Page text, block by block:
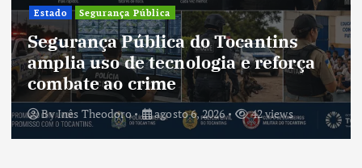
Estado Segurança Pública
Segurança Pública do Tocantins
amplia uso de tecnologia e reforça
combate ao crime
ByInês Theodoro agosto 6, 2026 42 views